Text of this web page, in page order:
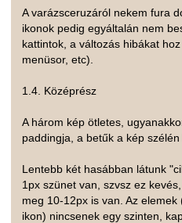
A varázsceruzáról nekem fura
ikonok pedig egyáltalán nem
kattintok, a változás hibákat
menüsor, etc).
1.4. Középrész
A három kép ötletes,
paddingja, a betűk a kép
Lentebb két hasábban látunk
1px szünet van, szvsz ez
meg 10-12px is van. Az
ikon) nincsenek egy szinten,